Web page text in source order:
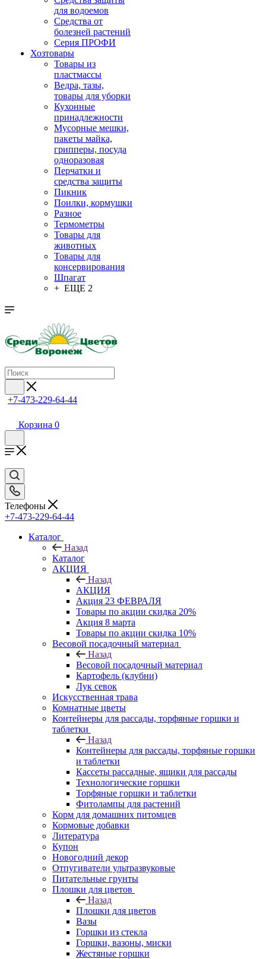
для водоемов
Средства от
болезней растений
Серия ПРОФИ
Хозтовары
Товары из
пластмассы
Ведра, тазы,
товары для уборки
Кухонные
принадлежности
Мусорные мешки,
пакеты майка,
грипперы, посуда
одноразовая
Перчатки и
средства защиты
Пикник
Поилки, кормушки
Разное
Термометры
Товары для
животных
Товары для
консервирования
Шпагат
+ ЕЩЕ 2
+7-473-229-64-44
Корзина 0
Телефоны
+7-473-229-64-44
Каталог
Назад
Каталог
АКЦИЯ
Назад
АКЦИЯ
Акция 23 ФЕВРАЛЯ
Товары по акции скидка 20%
Акция 8 марта
Товары по акции скидка 10%
Весовой посадочный материал
Назад
Весовой посадочный материал
Картофель (клубни)
Лук севок
Искусственная трава
Комнатные цветы
Контейнеры для рассады, торфяные горшки и
таблетки
Назад
Контейнеры для рассады, торфяные горшки
и таблетки
Кассеты рассадные, ящики для рассады
Технологические горшки
Торфяные горшки и таблетки
Фитолампы для растений
Корм для домашних питомцев
Кормовые добавки
Литература
Купон
Новогодний декор
Отпугиватели ультразвуковые
Питательные грунты
Плошки для цветов
Назад
Плошки для цветов
Вазы
Горшки из стекла
Горшки, вазоны, миски
Жестяные горшки